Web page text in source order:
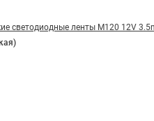
светодиодные ленты M120 12V